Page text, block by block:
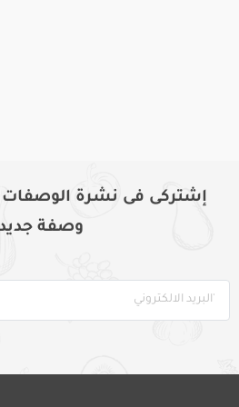
إشتركى فى نشرة
وصفة